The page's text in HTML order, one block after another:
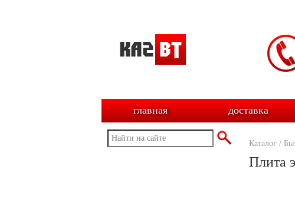
главная доставка
Каталог /
Плита